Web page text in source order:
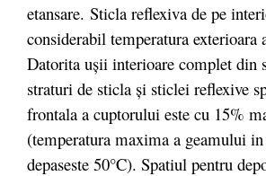
etansare. Sticla reflexiva de pe
considerabil temperatura exterioara
Datorita uşii interioare complet din
straturi de sticla şi sticlei reflexive
frontala a cuptorului este cu 15%
(temperatura maxima a geamului
depaseste 50°C). Spatiul pentru